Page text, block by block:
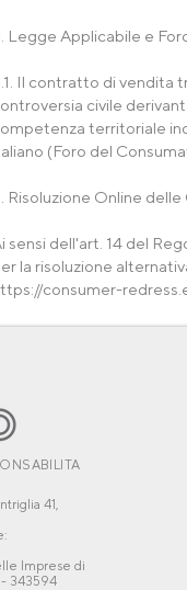
Legge Applicabile e
Il contratto di vendita
civile
territoriale
(Foro del
Risoluzione Online
sensi dell'art. 14 del
la risoluzione
consumer-
41,
Imprese di
- 343594